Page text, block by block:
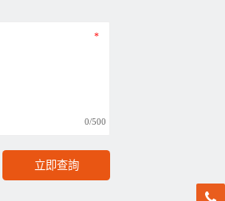
0/500
立即查詢